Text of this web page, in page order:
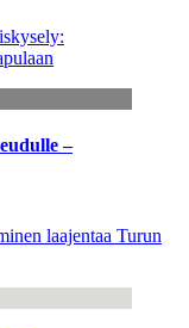
–
laajentaa Turun